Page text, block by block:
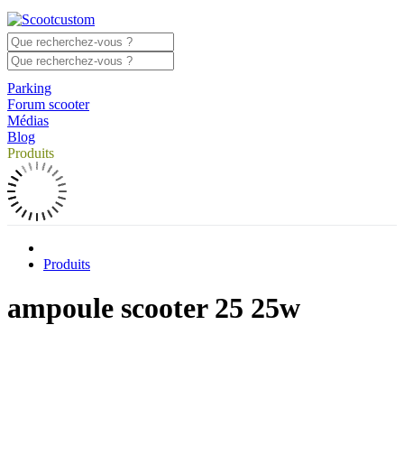
Parking
Forum scooter
Médias
Blog
Produits
Produits
ampoule scooter 25 25w